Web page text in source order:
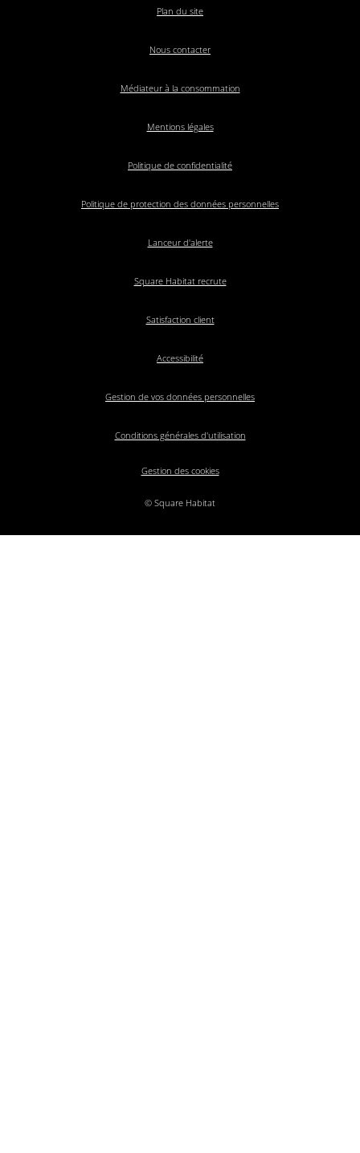
Plan du site
Nous contacter
Médiateur à la consommation
Mentions légales
Politique de confidentialité
Politique de protection des données personnelles
Lanceur d'alerte
Square Habitat recrute
Satisfaction client
Accessibilité
Gestion de vos données personnelles
Conditions générales d'utilisation
Gestion des cookies
© Square Habitat